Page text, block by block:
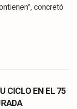
concretó
CICLO EN EL 75